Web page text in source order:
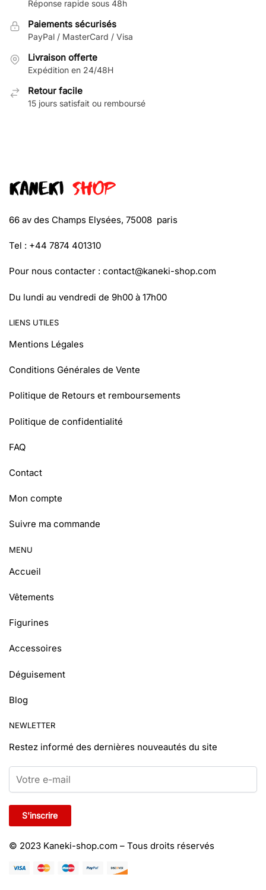
Réponse rapide sous 48h
Paiements sécurisés
PayPal / MasterCard / Visa
Livraison offerte
Expédition en 24/48H
Retour facile
15 jours satisfait ou remboursé
66 av des Champs Elysées, 75008 paris
Tel : +44 7874 401310
Pour nous contacter : contact@kaneki-shop.com
Du lundi au vendredi de 9h00 à 17h00
LIENS UTILES
Mentions Légales
Conditions Générales de Vente
Politique de Retours et remboursements
Politique de confidentialité
FAQ
Contact
Mon compte
Suivre ma commande
MENU
Accueil
Vêtements
Figurines
Accessoires
Déguisement
Blog
NEWLETTER
Restez informé des dernières nouveautés du site
© 2023 Kaneki-shop.com – Tous droits réservés